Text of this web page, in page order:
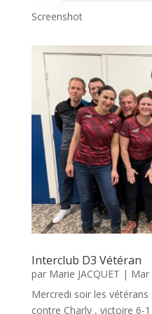
Screenshot
Interclub D3 Vétéran
par Marie JACQUET | Mar
Mercredi soir les
contre Charly , victoire 6-